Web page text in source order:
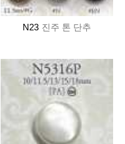
N23 진주 톤 단추